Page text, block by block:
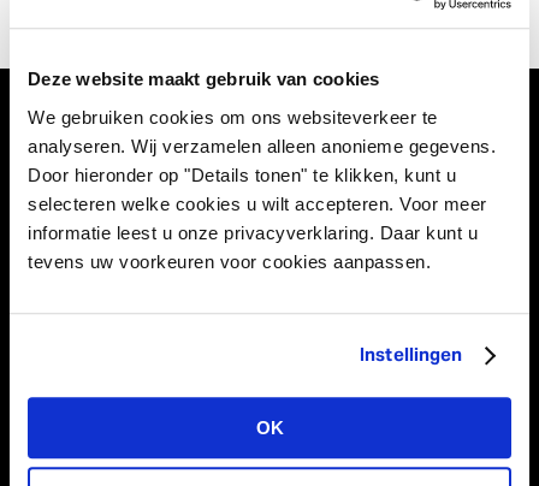
Deze website maakt gebruik van cookies
We gebruiken cookies om ons websiteverkeer te
analyseren. Wij verzamelen alleen anonieme gegevens.
Door hieronder op "Details tonen" te klikken, kunt u
selecteren welke cookies u wilt accepteren. Voor meer
informatie leest u onze privacyverklaring. Daar kunt u
tevens uw voorkeuren voor cookies aanpassen.
Instellingen
OK
Vivant Decorations B.V.
Amerikalaan 21
6199 AE Maastricht Airport
Nederland
Volg ons op: